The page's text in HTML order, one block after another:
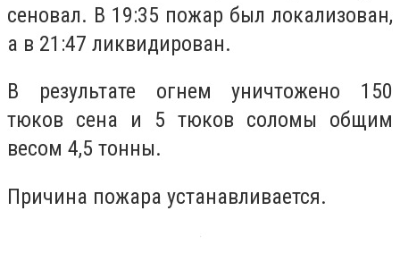
сеновал. В 19:35 пожар был локализован,
а в 21:47 ликвидирован.
В результате огнем уничтожено 150
тюков сена и 5 тюков соломы общим
весом 4,5 тонны.
Причина пожара устанавливается.